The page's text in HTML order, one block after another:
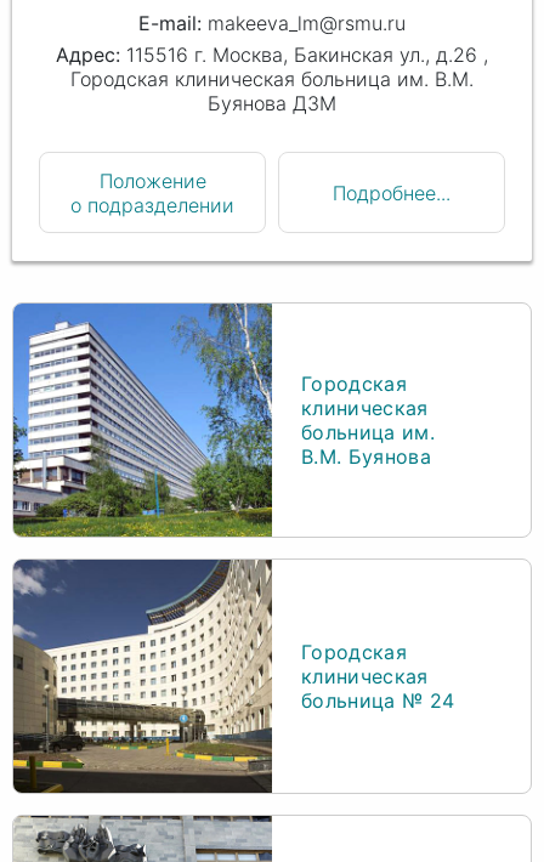
makeeva_lm@rsmu.ru
115516 г. Москва, Бакинская ул., д.26 ,
Городская клиническая больница им. В.М.
Буянова ДЗМ
Положение
о подразделении
Подробнее...
Городская
клиническая
больница им.
В.М. Буянова
Городская
клиническая
больница № 24